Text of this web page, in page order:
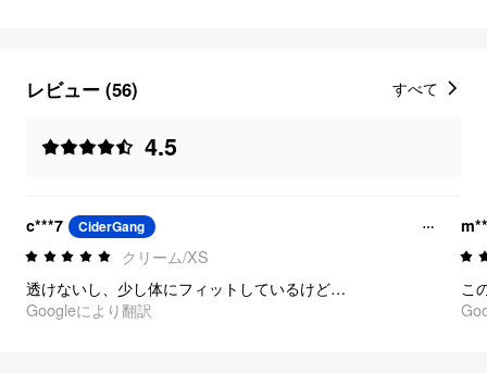
レビュー (56)
4.5
すべて
c***7 CiderGang
クリーム/XS
透けないし、少し体にフィットしているけど、生地がいい！とても気に入っています。
Googleにより翻訳
こ